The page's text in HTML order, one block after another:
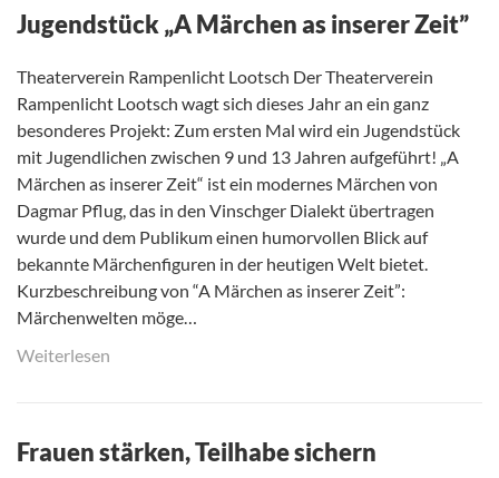
Jugendstück „A Märchen as inserer Zeit”
Theaterverein Rampenlicht Lootsch Der Theaterverein
Rampenlicht Lootsch wagt sich dieses Jahr an ein ganz
besonderes Projekt: Zum ersten Mal wird ein Jugendstück
mit Jugendlichen zwischen 9 und 13 Jahren aufgeführt! „A
Märchen as inserer Zeit“ ist ein modernes Märchen von
Dagmar Pflug, das in den Vinschger Dialekt übertragen
wurde und dem Publikum einen humorvollen Blick auf
bekannte Märchenfiguren in der heutigen Welt bietet.
Kurzbeschreibung von “A Märchen as inserer Zeit”:
Märchenwelten möge…
Weiterlesen
Frauen stärken, Teilhabe sichern